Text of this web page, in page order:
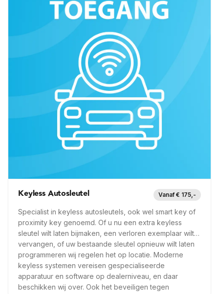
6 mnd garantie Snel ter plaatse
Meer info — Einighausen
Keyless Autosleutel Vanaf € 175,-
Specialist in keyless autosleutels, ook wel smart key of
proximity key genoemd. Of u nu een extra keyless
sleutel wilt laten bijmaken, een verloren exemplaar wilt
vervangen, of uw bestaande sleutel opnieuw wilt laten
programmeren wij regelen het op locatie. Moderne
keyless systemen vereisen gespecialiseerde
apparatuur en software op dealerniveau, en daar
beschikken wij over. Ook het beveiligen tegen